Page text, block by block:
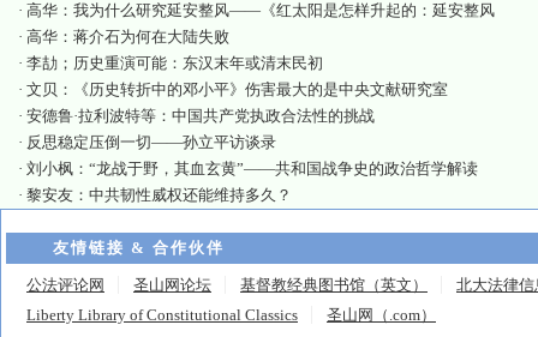
· 高华：我为什么研究延安整风——《红太阳是怎样升起的：延安整风
· 高华：蒋介石为何在大陆失败
· 李劼；历史重演可能：东汉末年或清末民初
· 文贝：《历史转折中的邓小平》伤害最大的是中央文献研究室
· 安德鲁·拉利波特等：中国共产党执政合法性的挑战
· 反思稳定压倒一切——孙立平访谈录
· 刘小枫：“龙战于野，其血玄黄”——共和国战争史的政治哲学解读
· 黎安友：中共韧性威权还能维持多久？
友情链接 & 合作伙伴
公法评论网 圣山网论坛 基督教经典图书馆（英文）
北大法律信
Liberty Library of Constitutional Classics
圣山网（.com）